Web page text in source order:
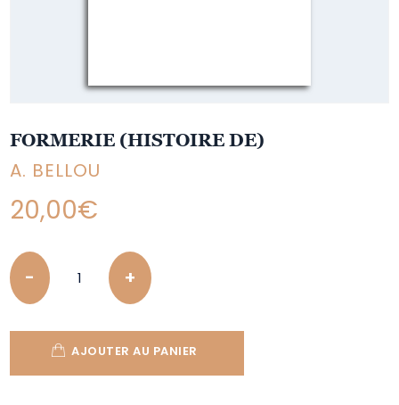
FORMERIE (HISTOIRE DE)
A. BELLOU
20,00€
Quantity
AJOUTER AU PANIER